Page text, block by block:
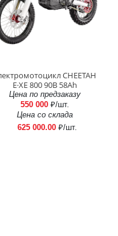
CHEETAH
E·XE 800 90В 58Аh
Цена по предзаказу
550 000 ₽/шт.
Цена со склада
625 000.00 ₽/шт.